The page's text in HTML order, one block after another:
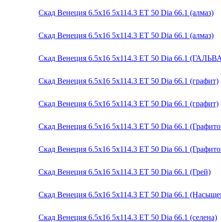
Скад Венеция 6.5x16 5x114.3 ET 50 Dia 66.1 (алмаз)
Скад Венеция 6.5x16 5x114.3 ET 50 Dia 66.1 (алмаз)
Скад Венеция 6.5x16 5x114.3 ET 50 Dia 66.1
Скад Венеция 6.5x16 5x114.3 ET 50 Dia 66.1 (графит)
Скад Венеция 6.5x16 5x114.3 ET 50 Dia 66.1 (графит)
Скад Венеция 6.5x16 5x114.3 ET 50 Dia 66.1
Скад Венеция 6.5x16 5x114.3 ET 50 Dia 66.1
Скад Венеция 6.5x16 5x114.3 ET 50 Dia 66.1 (Грей)
Скад Венеция 6.5x16 5x114.3 ET 50 Dia 66.1
Скад Венеция 6.5x16 5x114.3 ET 50 Dia 66.1 (селена)